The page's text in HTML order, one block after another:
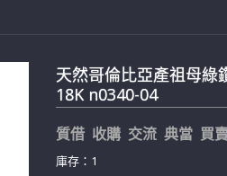
天然哥倫比亞產祖母
18K n0340-04
質借 收購 交流 典當 買
庫存：1